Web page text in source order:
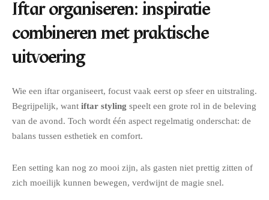
Iftar organiseren: inspiratie
combineren met praktische
uitvoering
Wie een iftar organiseert, focust vaak eerst op sfeer en uitstraling.
Begrijpelijk, want iftar styling speelt een grote rol in de beleving
van de avond. Toch wordt één aspect regelmatig onderschat: de
balans tussen esthetiek en comfort.
Een setting kan nog zo mooi zijn, als gasten niet prettig zitten of
zich moeilijk kunnen bewegen, verdwijnt de magie snel.